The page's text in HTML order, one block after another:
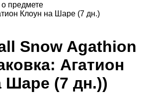
предмете
Клоун на Шаре (7 дн.)
Snow Agathion
Агатион
Шаре (7 дн.))